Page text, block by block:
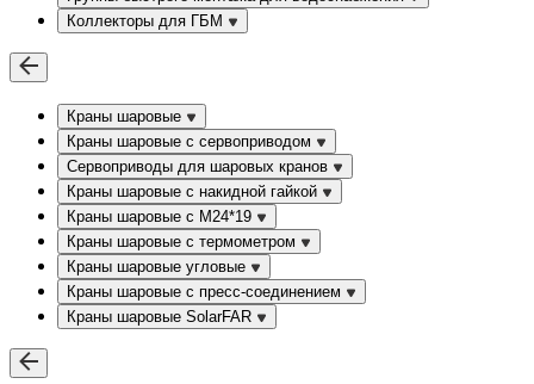
Коллекторы для ГБМ
Краны шаровые
Краны шаровые с сервоприводом
Сервоприводы для шаровых кранов
Краны шаровые с накидной гайкой
Краны шаровые с М24*19
Краны шаровые с термометром
Краны шаровые угловые
Краны шаровые c пресс-соединением
Краны шаровые SolarFAR